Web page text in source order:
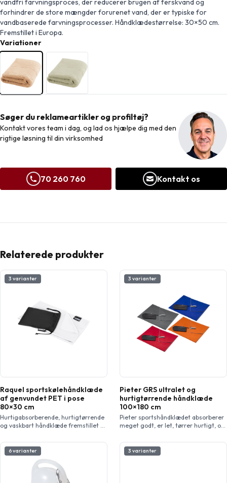
vandfri farvningsproces, der reducerer brugen af ferskvand og
forhindrer de store mængder forurenet vand, der er typiske for
vandbaserede farvningsprocesser. Håndklædestørrelse: 30×50 cm.
Fremstillet i Europa.
Variationer
Søger du reklameartikler og profiltøj?
Kontakt vores team i dag, og lad os hjælpe dig med den
rigtige løsning til din virksomhed
70 260 760 Kontakt os
Relaterede produkter
3 varianter
Raquel sportskølehåndklæde
af genvundet PET i pose
80×30 cm
Hurtigabsorberende, hurtigtørrende
og vaskbart håndklæde fremstillet af
af genvundet PET med lukning for
nem transport. Fås i 5 friske farver.
Stort trykareal på posen (størrelse 15
x 11,5 cm). Tryk er også muligt på
selve kølehåndklædet (størrelse 80 x
3 varianter
Pieter GRS ultralet og
hurtigtørrende håndklæde
100×180 cm
Pieter sportshåndklædet absorberer
meget godt, er let, tørrer hurtigt, og
blødt. Når håndklædet er foldet og
fastgjort med elastikbåndet, er det
reduceret til en lille størrelse, hvilket
6 varianter 3 varianter